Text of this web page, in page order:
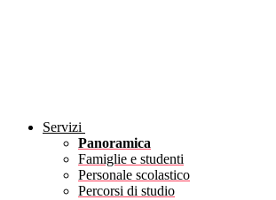
Servizi
Panoramica
Famiglie e studenti
Personale scolastico
Percorsi di studio